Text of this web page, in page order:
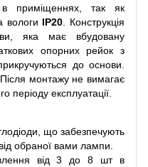
в приміщеннях, так як
вологи IP20 . Конструкція
яка має вбудовану
опорних рейок з
до основи.
монтажу не вимагає
періоду експлуатації.
що забезпечують
обраної вами лампи.
від 3 до 8 шт в